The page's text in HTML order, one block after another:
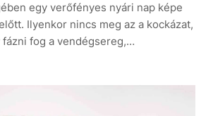
egy verőfényes nyári nap képe
Ilyenkor nincs meg az a kockázat,
fázni fog a vendégsereg,…